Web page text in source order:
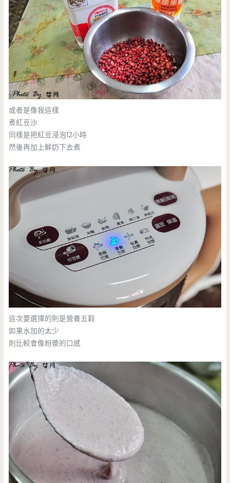
或者是像我這樣
煮紅豆沙
同樣是把紅豆浸泡12小時
然後再加上鮮奶下去煮
這次要選擇的則是營養五榖
如果水加的太少
則比較會像粉漿的口感